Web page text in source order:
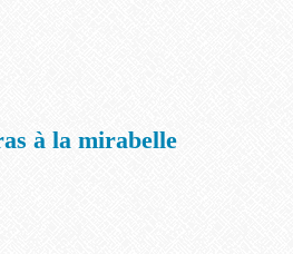
à la mirabelle